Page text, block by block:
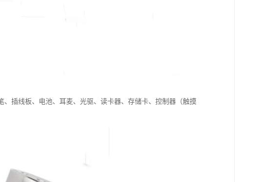
插线板、电池、耳麦、光驱、读卡器、存储卡、控制器（触摸